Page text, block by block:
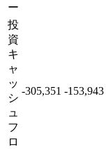
ー
投
資
キ
ャ
ッ
シ
ュ
フ
ロ
-305,351 -153,943